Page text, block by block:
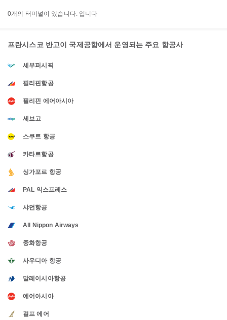
0개의 터미널이 있습니다. 입니다
프란시스코 반고이 국제공항에서 운영되는 주요 항공사
세부퍼시픽
필리핀항공
필리핀 에어아시아
세브고
스쿠트 항공
카타르항공
싱가포르 항공
PAL 익스프레스
샤먼항공
All Nippon Airways
중화항공
사우디아 항공
말레이시아항공
에어아시아
걸프 에어